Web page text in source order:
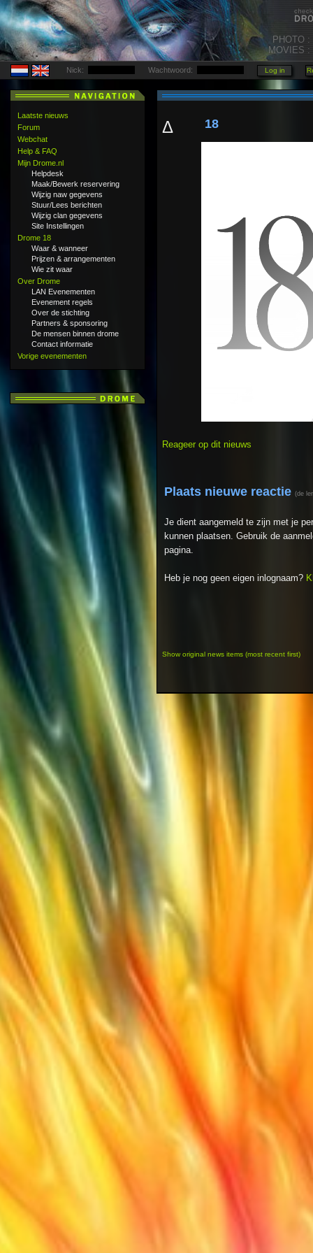
PHOTO :
MOVIES :
Nick: Wachtwoord:
Laatste nieuws
Forum
Webchat
Help & FAQ
Mijn Drome.nl
Helpdesk
Maak/Bewerk reservering
Wijzig naw gegevens
Stuur/Lees berichten
Wijzig clan gegevens
Site Instellingen
Drome 18
Waar & wanneer
Prijzen & arrangementen
Wie zit waar
Over Drome
LAN Evenementen
Evenement regels
Over de stichting
Partners & sponsoring
De mensen binnen drome
Contact informatie
Vorige evenementen
Δ 18
Reageer op dit nieuws
Plaats nieuwe reactie (de
Je dient aangemeld te zijn met je
kunnen plaatsen. Gebruik de
pagina.
Heb je nog geen eigen inlognaam?
Show original news items (most recent first)